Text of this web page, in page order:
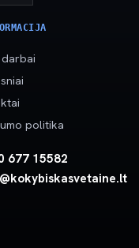
politika
677 15582